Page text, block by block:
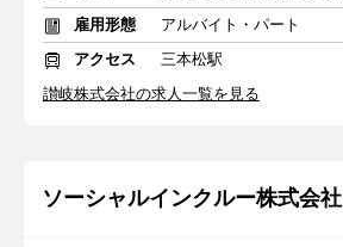
雇用形態
アルバイト・パート
アクセス
三本松駅
讃岐株式会社の求人一覧を見る
ソーシャルインクルー株式会社